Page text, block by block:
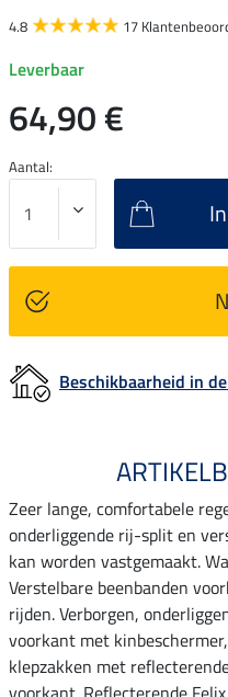
4.8 17
Leverbaar
64,90 €
Aantal:
Beschikbaarheid in de
Zeer lange, comfortabele
onderliggende rij-split en
kan worden vastgemaakt.
Verstelbare beenbanden
rijden. Verborgen,
voorkant met
klepzakken met